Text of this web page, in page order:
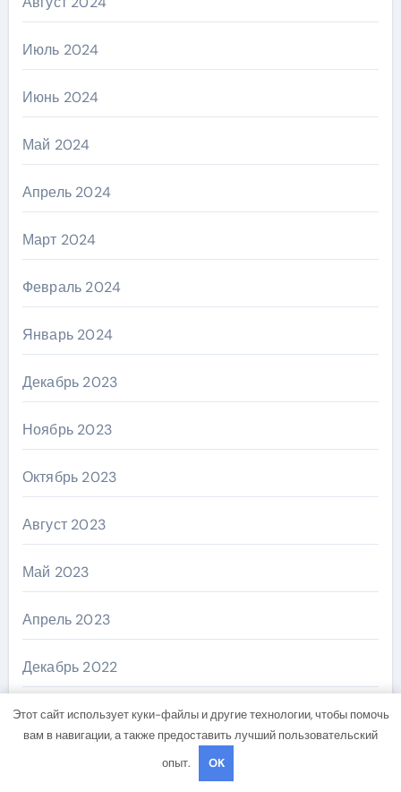
Июль 2024
Июнь 2024
Май 2024
Апрель 2024
Март 2024
Февраль 2024
Январь 2024
Декабрь 2023
Ноябрь 2023
Октябрь 2023
Август 2023
Май 2023
Апрель 2023
Декабрь 2022
Ноябрь 2022
Этот сайт использует куки-файлы и другие технологии, чтобы помочь
вам в навигации, а также предоставить лучший пользовательский
опыт.
OK